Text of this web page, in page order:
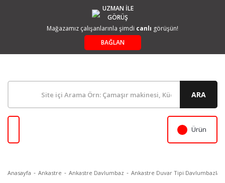
UZMAN İLE
GÖRÜŞ
Mağazamız çalışanlarınla şimdi canlı görüşün!
BAĞLAN
ARA
Ürün
Anasayfa Ankastre Ankastre Davlumbaz Ankastre Duvar Tipi Davlumbazlar